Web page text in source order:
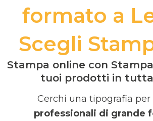
formato a
Scegli
Stampa online con
tuoi prodotti in
Cerchi una tipografia per
professionali di grande